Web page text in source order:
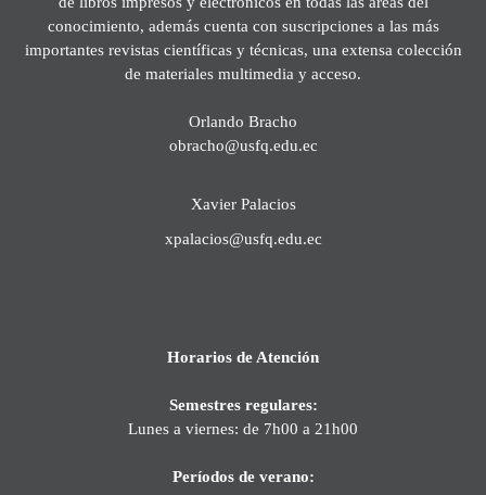
conocimiento, además cuenta con suscripciones a las más
importantes revistas científicas y técnicas, una extensa colección
de materiales multimedia y acceso.
Orlando Bracho
obracho@usfq.edu.ec
Xavier Palacios
xpalacios@usfq.edu.ec
Horarios de Atención
Semestres regulares:
Lunes a viernes: de 7h00 a 21h00
Períodos de verano: